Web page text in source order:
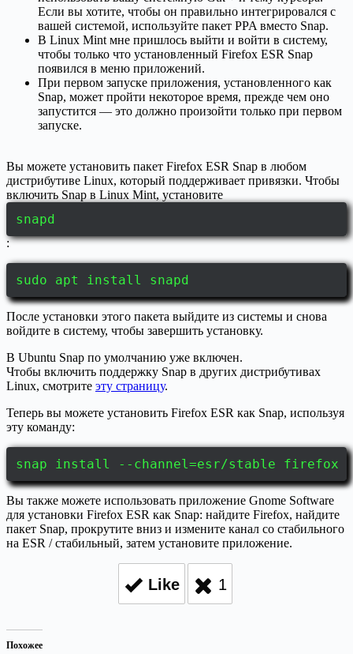
Если вы хотите, чтобы он правильно интегрировался с
вашей системой, используйте пакет PPA вместо Snap.
В Linux Mint мне пришлось выйти и войти в систему,
чтобы только что установленный Firefox ESR Snap
появился в меню приложений.
При первом запуске приложения, установленного как
Snap, может пройти некоторое время, прежде чем оно
запустится — это должно произойти только при первом
запуске.
Вы можете установить пакет Firefox ESR Snap в любом
дистрибутиве Linux, который поддерживает привязки. Чтобы
включить Snap в Linux Mint, установите
snapd
:
sudo apt install snapd
После установки этого пакета выйдите из системы и снова
войдите в систему, чтобы завершить установку.
В Ubuntu Snap по умолчанию уже включен.
Чтобы включить поддержку Snap в других дистрибутивах
Linux, смотрите эту страницу.
Теперь вы можете установить Firefox ESR как Snap, используя
эту команду:
snap install --channel=esr/stable firefox
Вы также можете использовать приложение Gnome Software
для установки Firefox ESR как Snap: найдите Firefox, найдите
пакет Snap, прокрутите вниз и измените канал со стабильного
на ESR / стабильный, затем установите приложение.
Like 1
Похожее